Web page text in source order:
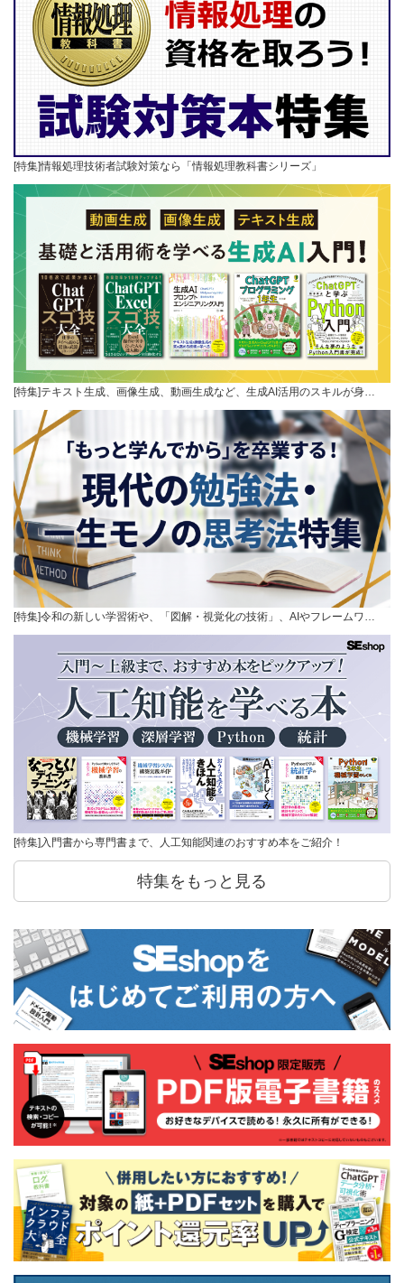
[特集]情報処理技術者試験対策なら「情報処理教科書シリーズ」
[特集]テキスト生成、画像生成、動画生成など、生成AI活用のスキルが身…
[特集]令和の新しい学習術や、「図解・視覚化の技術」、AIやフレームワ…
[特集]入門書から専門書まで、人工知能関連のおすすめ本をご紹介！
特集をもっと見る